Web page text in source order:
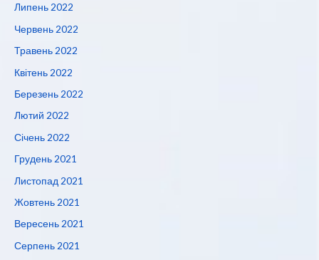
Липень 2022
Червень 2022
Травень 2022
Квітень 2022
Березень 2022
Лютий 2022
Січень 2022
Грудень 2021
Листопад 2021
Жовтень 2021
Вересень 2021
Серпень 2021